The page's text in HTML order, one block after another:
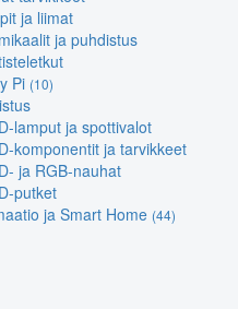
ja liimat
ja puhdistus
Pi (10)
lamput ja spottivalot
komponentit ja tarvikkeet
ja RGB-nauhat
putket
ja Smart Home (44)